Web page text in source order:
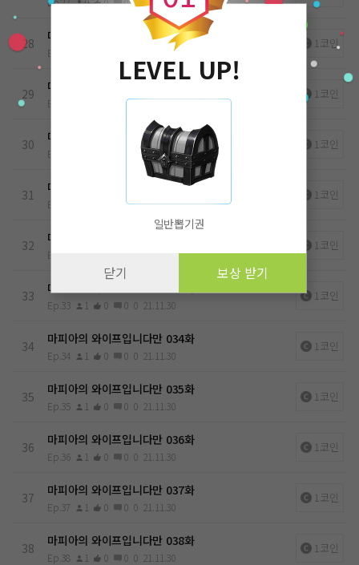
28 마피아의 와이프입니다만 028화
Ep.28 21.11.30
1코인
29 마피아의 와이프입니다만 029화
Ep.29 0 0 21.11.30
1코인
30 마피아의 와이프입니다만 030화
Ep.30 21.11.30
1코인
31 마피아의 와이프입니다만 031화
Ep.31 0 0 21.11.30
1코인
32 마피아의 와이프입니다만 032화
Ep.32
1코인
33 마피아의 와이프입니다만 033화
Ep.33 1 0 0 0 21.11.30
1코인
34 마피아의 와이프입니다만 034화
Ep.34 1 0 0 0 21.11.30
1코인
35 마피아의 와이프입니다만 035화
Ep.35 1 0 0 0 21.11.30
1코인
36 마피아의 와이프입니다만 036화
Ep.36 1 0 0 0 21.11.30
1코인
37 마피아의 와이프입니다만 037화
Ep.37 1 0 0 0 21.11.30
1코인
38 마피아의 와이프입니다만 038화
Ep.38 1 0 0 0 21.11.30
1코인
LEVEL UP!
일반뽑기권
닫기 보상 받기